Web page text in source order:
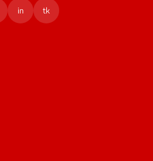
in tk